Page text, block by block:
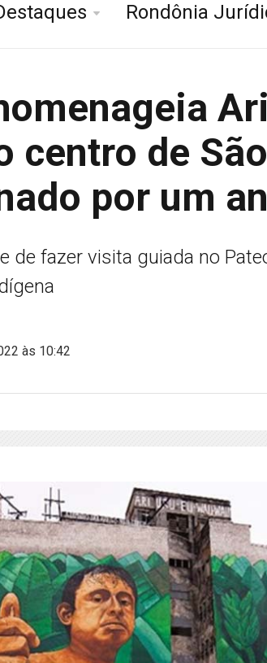
Rondônia
centro de
por um
de fazer visita guiada no
às 10:42